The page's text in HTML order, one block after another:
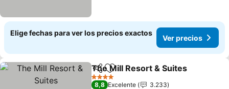
Elige fechas para ver los precios exactos
Ver precios
Compartir
Agregar a favoritos
The Mill Resort & Suites
4 Estrellas
8,8 Excelente
3.233